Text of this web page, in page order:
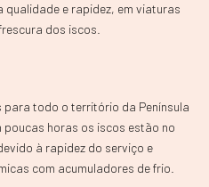
jogadores.
amigável e
disponível
e rapidez, em viaturas
dos iscos.
todo o território da Península
poucas horas os iscos estão no
à rapidez do serviço e
com acumuladores de frio.